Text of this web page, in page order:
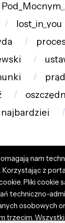
lost_in_you
prąd
najbardziej
nam
z
Pliki cookie
techniczno-
osobowych
trzecim.